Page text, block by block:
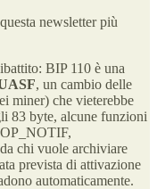
newsletter più
BIP 110 è una
, un cambio delle
miner) che vieterebbe
83 byte, alcune funzioni
chi vuole archiviare
prevista di attivazione
automaticamente.